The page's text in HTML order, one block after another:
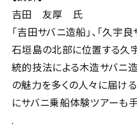
吉田 友厚 氏
「吉田サバニ造船」、「久宇
石垣島の北部に位置する久
統的技法による木造サバニ
の魅力を多くの人々に届け
にサバニ乗船体験ツアーも
.